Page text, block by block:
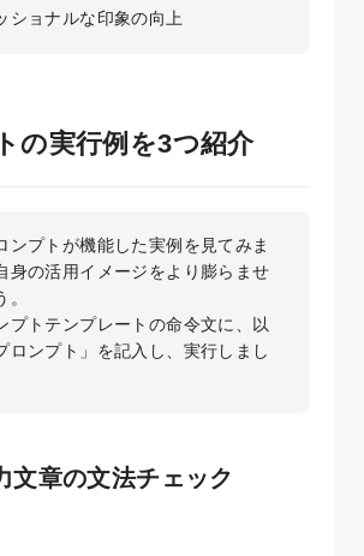
ショナルな印象の向上
の実行例を3つ紹介
ンプトが機能した実例を見てみま
身の活用イメージをより膨らませ
プトテンプレートの命令文に、以
ロンプト」を記入し、実行しまし
文章の文法チェック